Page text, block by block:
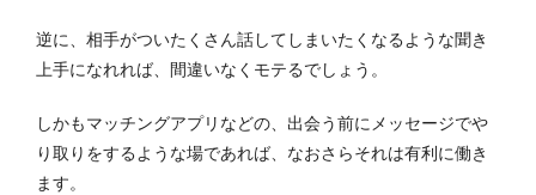
逆に、相手がついたくさん話してしまいたくなるような聞き
上手になれれば、間違いなくモテるでしょう。
しかもマッチングアプリなどの、出会う前にメッセージでや
り取りをするような場であれば、なおさらそれは有利に働き
ます。